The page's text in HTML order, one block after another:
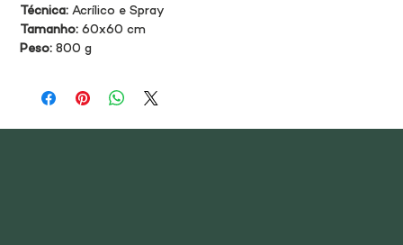
Técnica: Acrílico e Spray
Tamanho: 60x60 cm
Peso: 800 g